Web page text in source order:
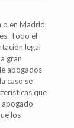
o en Madrid
Todo el
legal
gran
abogados
caso se
que
abogado
los